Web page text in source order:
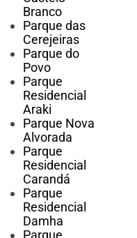
Branco
Parque das
Cerejeiras
Parque do
Povo
Parque
Residencial
Araki
Parque Nova
Alvorada
Parque
Residencial
Carandá
Parque
Residencial
Damha